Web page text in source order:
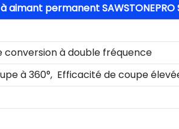
aimant permanent SAWSTONEPRO
à double fréquence
à 360°, Efficacité de coupe